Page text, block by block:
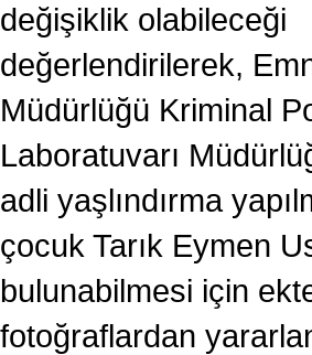
değişiklik olabileceği
değerlendirilerek,
Müdürlüğü Kriminal
Laboratuvarı
adli yaşlındırma
çocuk Tarık Eymen
bulunabilmesi için
fotoğraflardan